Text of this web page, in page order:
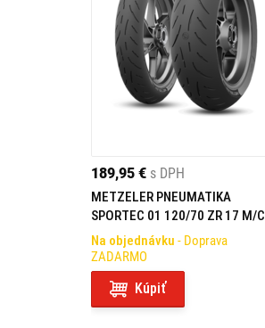
189,95 € s DPH
METZELER PNEUMATIKA
SPORTEC 01 120/70 ZR 17 M/C
(58W) TL FRONT
Na objednávku - Doprava
ZADARMO
Kúpiť